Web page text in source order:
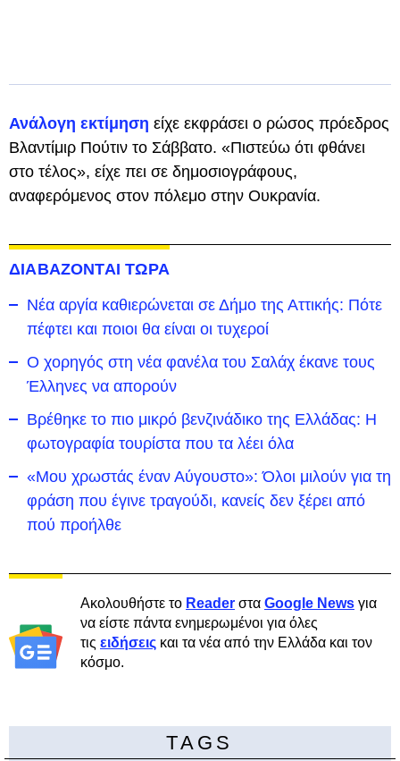
Ανάλογη εκτίμηση είχε εκφράσει ο ρώσος πρόεδρος
Βλαντίμιρ Πούτιν το Σάββατο. «Πιστεύω ότι φθάνει
στο τέλος», είχε πει σε δημοσιογράφους,
αναφερόμενος στον πόλεμο στην Ουκρανία.
ΔΙΑΒΑΖΟΝΤΑΙ ΤΩΡΑ
Νέα αργία καθιερώνεται σε Δήμο της Αττικής: Πότε
πέφτει και ποιοι θα είναι οι τυχεροί
Ο χορηγός στη νέα φανέλα του Σαλάχ έκανε τους
Έλληνες να απορούν
Βρέθηκε το πιο μικρό βενζινάδικο της Ελλάδας: Η
φωτογραφία τουρίστα που τα λέει όλα
«Μου χρωστάς έναν Αύγουστο»: Όλοι μιλούν για τη
φράση που έγινε τραγούδι, κανείς δεν ξέρει από
πού προήλθε
Ακολουθήστε το Reader στα Google News για
να είστε πάντα ενημερωμένοι για όλες
τις ειδήσεις και τα νέα από την Ελλάδα και τον
κόσμο.
TAGS